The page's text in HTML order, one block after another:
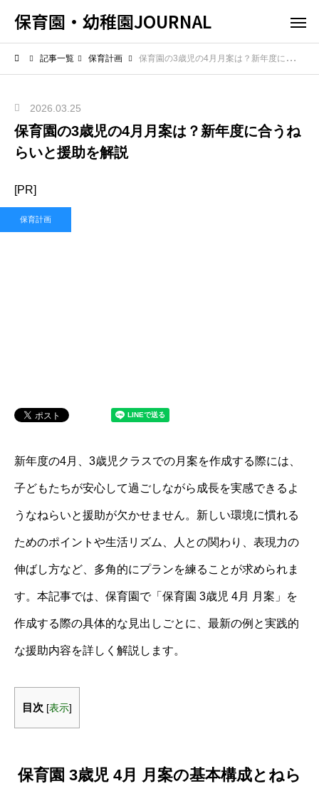
保育園・幼稚園JOURNAL
記事一覧 保育計画 保育園の3歳児の4月月案は？新年度に合うねらいと援助を解説
2026.03.25
保育園の3歳児の4月月案は？新年度に合うね
らいと援助を解説
[PR]
保育計画
新年度の4月、3歳児クラスでの月案を作成する際には、
子どもたちが安心して過ごしながら成長を実感できるよ
うなねらいと援助が欠かせません。新しい環境に慣れる
ためのポイントや生活リズム、人との関わり、表現力の
伸ばし方など、多角的にプランを練ることが求められま
す。本記事では、保育園で「保育園 3歳児 4月 月案」を
作成する際の具体的な見出しごとに、最新の例と実践的
な援助内容を詳しく解説します。
目次 [表示]
保育園 3歳児 4月 月案の基本構成とねら